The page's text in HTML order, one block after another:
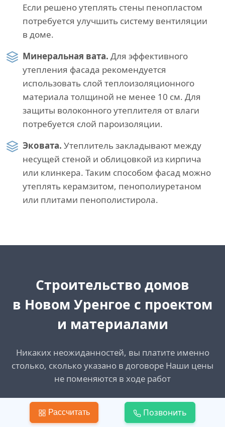
Если решено утеплять стены пенопластом
потребуется улучшить систему вентиляции
в доме.
Минеральная вата. Для эффективного
утепления фасада рекомендуется
использовать слой теплоизоляционного
материала толщиной не менее 10 см. Для
защиты волоконного утеплителя от влаги
потребуется слой пароизоляции.
Эковата. Утеплитель закладывают между
несущей стеной и облицовкой из кирпича
или клинкера. Таким способом фасад можно
утеплять керамзитом, пенополиуретаном
или плитами пенополистирола.
Cтроительство домов
в Новом Уренгое с проектом
и материалами
Никаких неожиданностей, вы платите именно
столько, сколько указано в договоре Наши цены
не поменяются в ходе работ
Создать запрос
Рассчитать Позвонить